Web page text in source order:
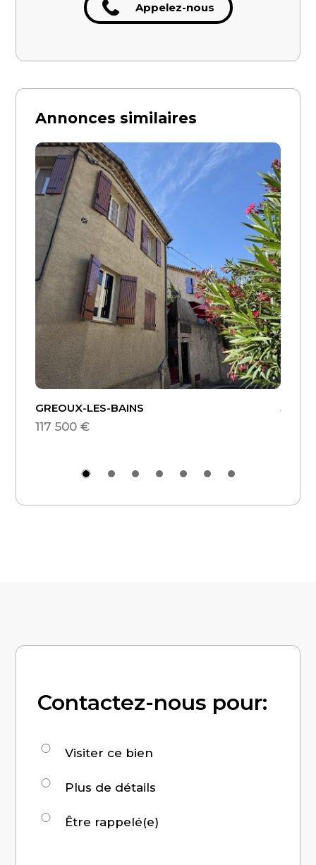
Appelez-nous
Annonces similaires
GREOUX-LES-BAINS
117 500 €
Contactez-nous pour:
Demande
Visiter ce bien
Plus de détails
Être rappelé(e)